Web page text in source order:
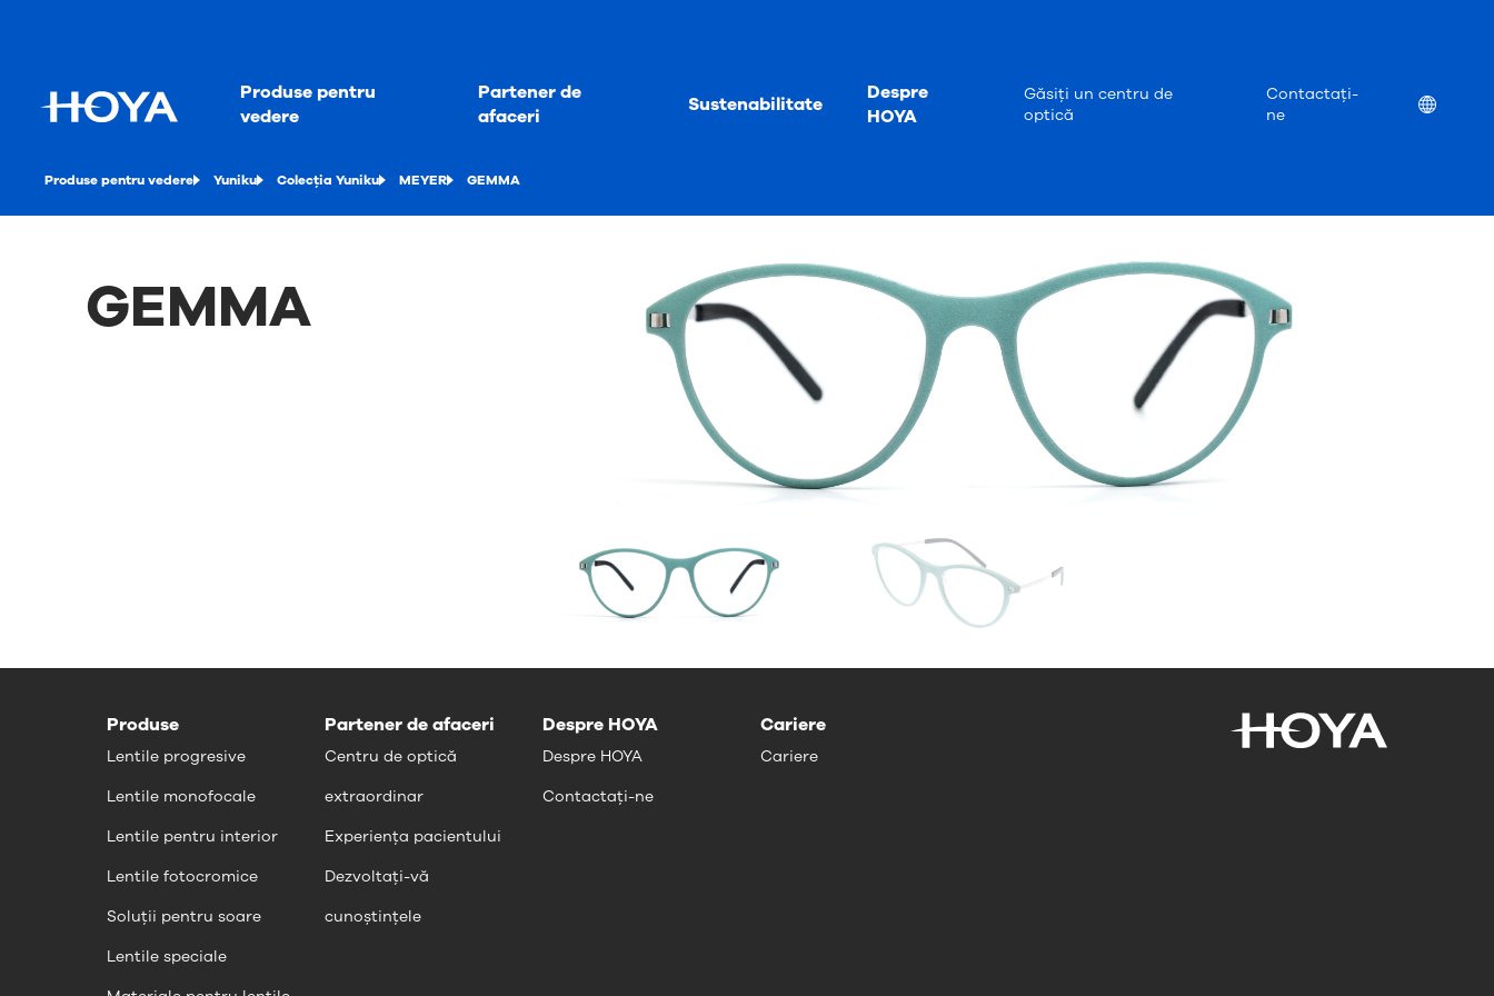
Produse pentru
vedere
Partener de
afaceri
Sustenabilitate
Despre
HOYA
Găsiți un centru de
optică
Contactați-
ne
Location
Produse pentru vedere Yuniku Colecția Yuniku MEYER GEMMA
GEMMA
Produse
Lentile progresive
Lentile monofocale
Lentile pentru interior
Lentile fotocromice
Soluții pentru soare
Lentile speciale
Partener de afaceri
Centru de optică
extraordinar
Experiența pacientului
Dezvoltați-vă
cunoștințele
Despre HOYA
Despre HOYA
Contactați-ne
Cariere
Cariere